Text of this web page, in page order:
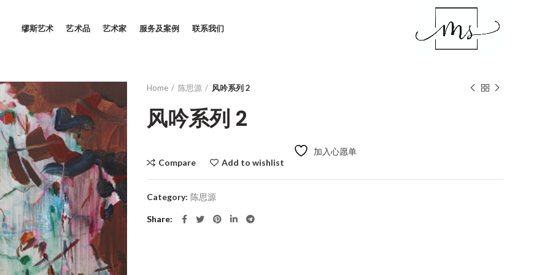
缪斯艺术 艺术品 艺术家 服务及案例 联系我们
Home 陈思源 风吟系列 2
风吟系列 2
加入心愿单
Compare
Add to wishlist
Category: 陈思源
Share